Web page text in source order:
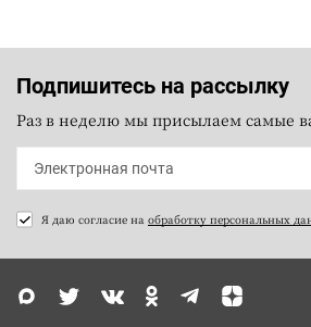
Подпишитесь на рассылку
Раз в неделю мы присылаем самые
Я даю согласие на обработку персональных